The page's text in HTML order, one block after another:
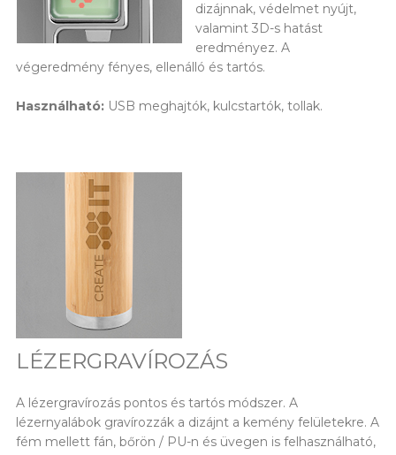
dizájnnak, védelmet nyújt,
valamint 3D-s hatást
eredményez. A
végeredmény fényes, ellenálló és tartós.
Használható:USB meghajtók, kulcstartók, tollak.
LÉZERGRAVÍROZÁS
A lézergravírozás pontos és tartós módszer. A
lézernyalábok gravírozzák a dizájnt a kemény felületekre. A
fém mellett fán, bőrön / PU-n és üvegen is felhasználható,